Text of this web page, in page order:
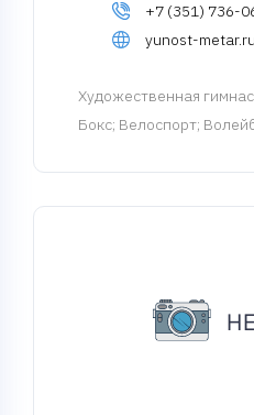
+7 (351) 736-
yunost-metar.ru
Художественная
Бокс; Велоспорт;